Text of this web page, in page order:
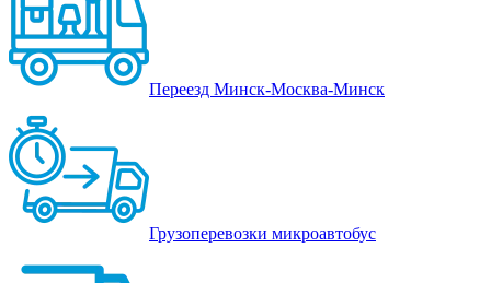
Переезд Минск-Москва-Минск
Грузоперевозки микроавтобус